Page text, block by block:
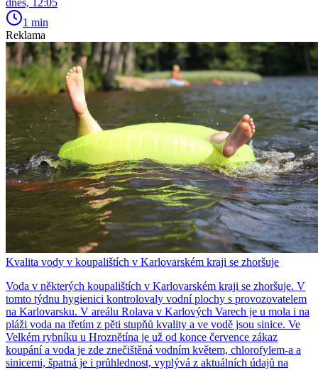
1 min
Reklama
Kvalita vody v koupalištích v Karlovarském kraji se zhoršuje
Voda v některých koupalištích v Karlovarském kraji se zhoršuje. V
tomto týdnu hygienici kontrolovaly vodní plochy s provozovatelem
na Karlovarsku. V areálu Rolava v Karlových Varech je u mola i na
pláži voda na třetím z pěti stupňů kvality a ve vodě jsou sinice. Ve
Velkém rybníku u Hroznětína je už od konce července zákaz
koupání a voda je zde znečištěná vodním květem, chlorofylem-a a
sinicemi, špatná je i průhlednost, vyplývá z aktuálních údajů na